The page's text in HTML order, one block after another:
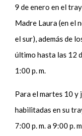
9 de enero en el
Madre Laura (en el
el sur), además de
último hasta las 12
1:00 p. m.
Para el martes 10 y
habilitadas en su
7:00 p. m. a 9:00 p.